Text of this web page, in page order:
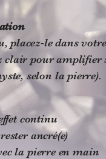
placez‑le dans
clair pour amplifier
selon la pierre).
continu
ancré(e)
la pierre en main